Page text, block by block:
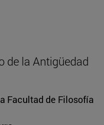
de la Antigüedad
Facultad de Filosofía